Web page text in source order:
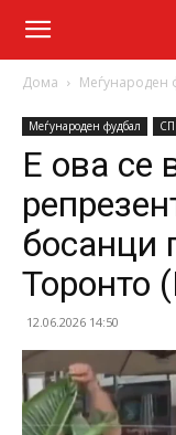
Дома Меѓународен
Меѓународен фудбал
Е ова се
босанци
Торонто
12.06.2026 14:50